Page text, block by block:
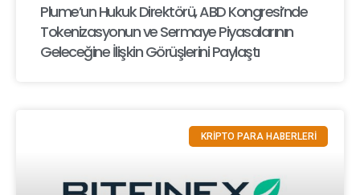
Plume’un Hukuk Direktörü, ABD Kongresi’nde
Tokenizasyonun ve Sermaye Piyasalarının
Geleceğine İlişkin Görüşlerini Paylaştı
KRİPTO PARA HABERLERİ